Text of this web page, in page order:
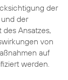
der
der
Ansatzes,
von
auf
werden.